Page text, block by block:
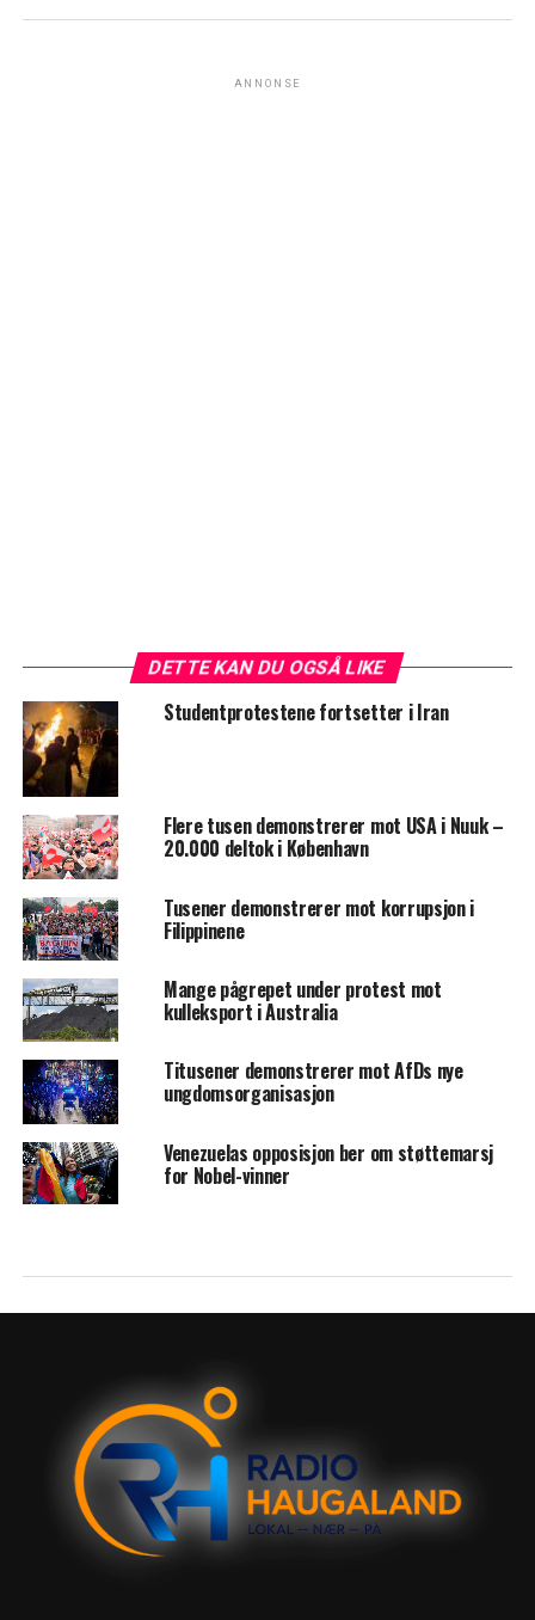
ANNONSE
DETTE KAN DU OGSÅ LIKE
Studentprotestene fortsetter i Iran
Flere tusen demonstrerer mot USA i Nuuk –
20.000 deltok i København
Tusener demonstrerer mot korrupsjon i
Filippinene
Mange pågrepet under protest mot
kulleksport i Australia
Titusener demonstrerer mot AfDs nye
ungdomsorganisasjon
Venezuelas opposisjon ber om støttemarsj
for Nobel-vinner